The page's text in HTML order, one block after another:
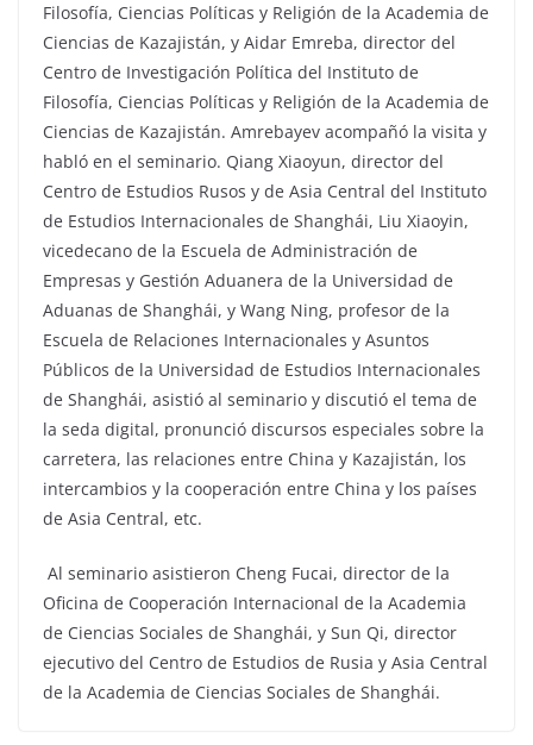
Filosofía, Ciencias Políticas y Religión de la Academia de
Ciencias de Kazajistán, y Aidar Emreba, director del
Centro de Investigación Política del Instituto de
Filosofía, Ciencias Políticas y Religión de la Academia de
Ciencias de Kazajistán. Amrebayev acompañó la visita y
habló en el seminario. Qiang Xiaoyun, director del
Centro de Estudios Rusos y de Asia Central del Instituto
de Estudios Internacionales de Shanghái, Liu Xiaoyin,
vicedecano de la Escuela de Administración de
Empresas y Gestión Aduanera de la Universidad de
Aduanas de Shanghái, y Wang Ning, profesor de la
Escuela de Relaciones Internacionales y Asuntos
Públicos de la Universidad de Estudios Internacionales
de Shanghái, asistió al seminario y discutió el tema de
la seda digital, pronunció discursos especiales sobre la
carretera, las relaciones entre China y Kazajistán, los
intercambios y la cooperación entre China y los países
de Asia Central, etc.
Al seminario asistieron Cheng Fucai, director de la
Oficina de Cooperación Internacional de la Academia
de Ciencias Sociales de Shanghái, y Sun Qi, director
ejecutivo del Centro de Estudios de Rusia y Asia Central
de la Academia de Ciencias Sociales de Shanghái.